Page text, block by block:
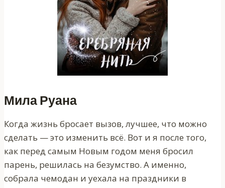
Мила Руана
Когда жизнь бросает вызов, лучшее, что можно
сделать — это изменить всё. Вот и я после того,
как перед самым Новым годом меня бросил
парень, решилась на безумство. А именно,
собрала чемодан и уехала на праздники в